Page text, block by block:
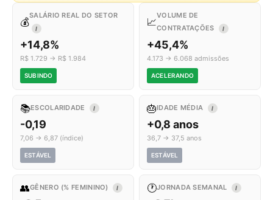
💰
SALÁRIO REAL DO SETOR
I
+14,8%
R$ 1.729 → R$ 1.984
SUBINDO
📈
VOLUME DE
CONTRATAÇÕES
I
+45,4%
4.173 → 6.068 admissões
ACELERANDO
📚ESCOLARIDADE I
-0,19
7,06 → 6,87 (índice)
ESTÁVEL
🎂IDADE MÉDIA I
+0,8 anos
36,7 → 37,5 anos
ESTÁVEL
👥GÊNERO (% FEMININO) I 🕐JORNADA SEMANAL I